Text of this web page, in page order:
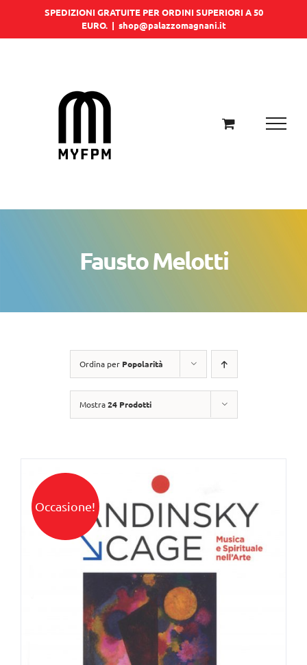
SPEDIZIONI GRATUITE PER ORDINI SUPERIORI A 50
EURO. | shop@palazzomagnani.it
Fausto Melotti
Ordina per Popolarità
Mostra24 Prodotti
Occasione!